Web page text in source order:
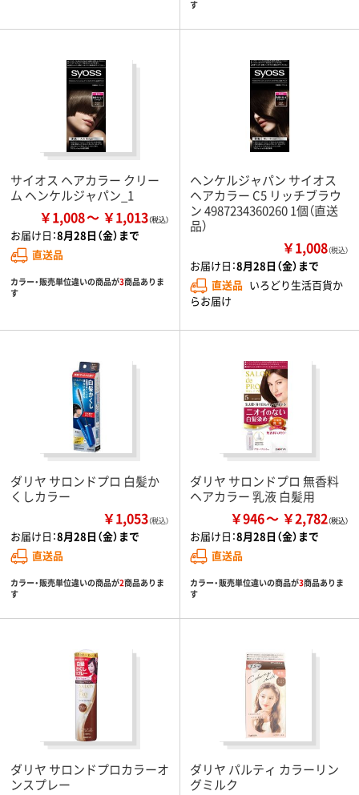
す
サイオス ヘアカラー クリー
ム ヘンケルジャパン_1
￥1,008 ￥1,013
お届け日：8月28日（金）まで
直送品
カラー・販売単位違いの商品が3商品ありま
す
ヘンケルジャパン サイオス
ヘアカラー C5 リッチブラウ
ン 4987234360260 1個（直送
品）
￥1,008（税込）
お届け日：8月28日（金）まで
直送品 いろどり生活百貨か
らお届け
ダリヤ サロンドプロ 白髪か
くしカラー
￥1,053（税込）
お届け日：8月28日（金）まで
直送品
カラー・販売単位違いの商品が2商品ありま
す
ダリヤ サロンドプロ 無香料
ヘアカラー 乳液 白髪用
￥946 ￥2,782
お届け日：8月28日（金）まで
直送品
カラー・販売単位違いの商品が3商品ありま
す
ダリヤ サロンドプロカラーオ
ンスプレー
ダリヤ パルティ カラーリン
グミルク